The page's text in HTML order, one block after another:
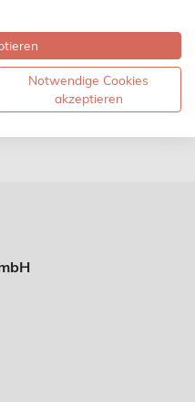
Richtung
fantastischem Blick
und den Inselnorden
Notwendige Cookies
akzeptieren